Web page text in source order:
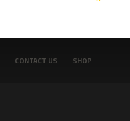
SHOP
CONTACT US